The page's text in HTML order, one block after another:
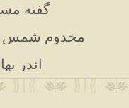
گفته
مخدوم شمس
اندر